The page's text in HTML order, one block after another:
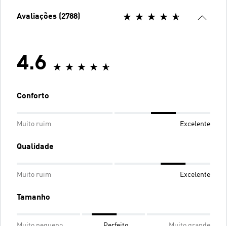
Avaliações (2788)
4.6
Conforto
Muito ruim Excelente
Qualidade
Muito ruim Excelente
Tamanho